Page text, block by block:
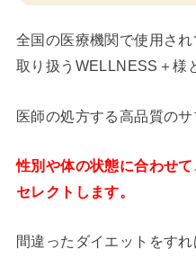
全国の医療機関で使用さ
取り扱うWELLNESS＋様
医師の処方する高品質のサ
性別や体の状態に合わせ
セレクトします。
間違ったダイエットをす